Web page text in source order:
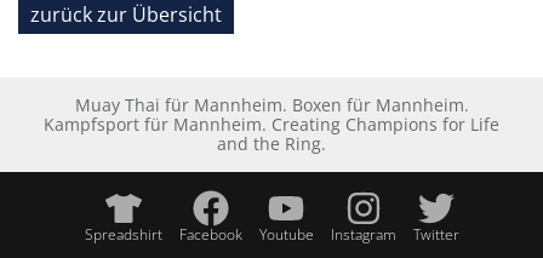
zurück zur Übersicht
Muay Thai für Mannheim. Boxen für Mannheim.
Kampfsport für Mannheim. Creating Champions for Life
and the Ring.
Spreadshirt Facebook Youtube Instagram Twitter